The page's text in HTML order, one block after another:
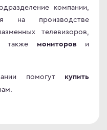
компании,
на производстве
телевизоров,
также
мониторови
помогут
купить